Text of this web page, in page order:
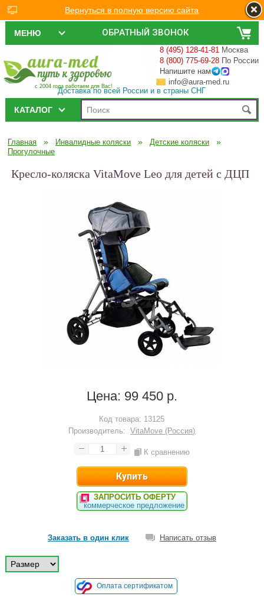
ОБРАТНЫЙ ЗВОНОК
МЕНЮ
с 2004 года работаем для Вас!
8 (495) 128-41-81 Москва
8 (800) 775-69-28 По России
Напишите нам
info@aura-med.ru
Доставка по всей России и в страны СНГ
КАТАЛОГ
Главная » Инвалидные коляски » Детские коляски »
Прогулочные
Кресло-коляска VitaMove Leo для детей с ДЦП
Цена: 99 450 р.
Код товара: 13125
Производитель:
VitaMove (Россия)
К сравнению
ЗАПРОСИТЬ ОФЕРТУ
коммерческое предложение
Заказать в один клик Написать отзыв
Оплата сертификатом
Вернуться в полную версию сайта